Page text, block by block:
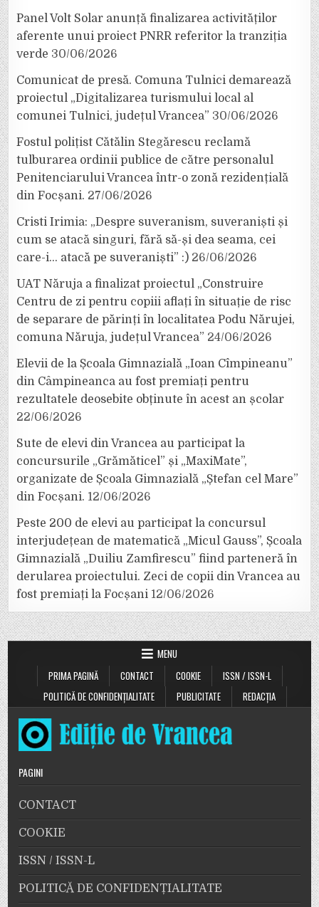
Panel Volt Solar anunță finalizarea activităților
aferente unui proiect PNRR referitor la tranziția
verde 30/06/2026
Comunicat de presă. Comuna Tulnici demarează
proiectul „Digitalizarea turismului local al
comunei Tulnici, județul Vrancea” 30/06/2026
Fostul polițist Cătălin Stegărescu reclamă
tulburarea ordinii publice de către personalul
Penitenciarului Vrancea într-o zonă rezidențială
din Focșani. 27/06/2026
Cristi Irimia: „Despre suveranism, suveraniști și
cum se atacă singuri, fără să-și dea seama, cei
care-i… atacă pe suveraniști” :) 26/06/2026
UAT Năruja a finalizat proiectul „Construire
Centru de zi pentru copiii aflați în situație de risc
de separare de părinți în localitatea Podu Nărujei,
comuna Năruja, județul Vrancea” 24/06/2026
Elevii de la Școala Gimnazială „Ioan Cîmpineanu”
din Câmpineanca au fost premiați pentru
rezultatele deosebite obținute în acest an școlar
22/06/2026
Sute de elevi din Vrancea au participat la
concursurile „Grămăticel” și „MaxiMate”,
organizate de Școala Gimnazială „Ștefan cel Mare”
din Focșani. 12/06/2026
Peste 200 de elevi au participat la concursul
interjudețean de matematică „Micul Gauss”, Școala
Gimnazială „Duiliu Zamfirescu” fiind parteneră în
derularea proiectului. Zeci de copii din Vrancea au
fost premiați la Focșani 12/06/2026
MENU
PRIMA PAGINĂ
CONTACT COOKIE
ISSN / ISSN-L
POLITICĂ DE CONFIDENȚIALITATE
PUBLICITATE REDACȚIA
PAGINI
CONTACT
COOKIE
ISSN / ISSN-L
POLITICĂ DE CONFIDENȚIALITATE